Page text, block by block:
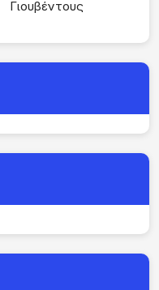
Γιουβέντους